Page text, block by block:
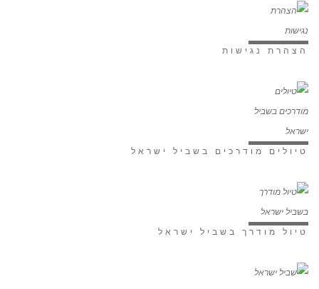
הצהרת נגישות
טיולים מודרכים בשביל ישראל
טיול מודרך בשביל ישראל